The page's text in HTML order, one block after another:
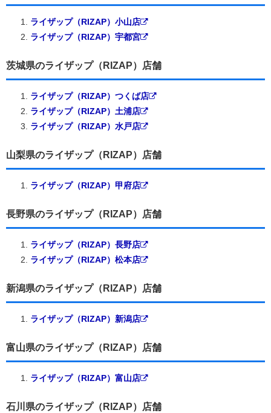
ライザップ（RIZAP）小山店
ライザップ（RIZAP）宇都宮
茨城県のライザップ（RIZAP）店舗
ライザップ（RIZAP）つくば店
ライザップ（RIZAP）土浦店
ライザップ（RIZAP）水戸店
山梨県のライザップ（RIZAP）店舗
ライザップ（RIZAP）甲府店
長野県のライザップ（RIZAP）店舗
ライザップ（RIZAP）長野店
ライザップ（RIZAP）松本店
新潟県のライザップ（RIZAP）店舗
ライザップ（RIZAP）新潟店
富山県のライザップ（RIZAP）店舗
ライザップ（RIZAP）富山店
石川県のライザップ（RIZAP）店舗